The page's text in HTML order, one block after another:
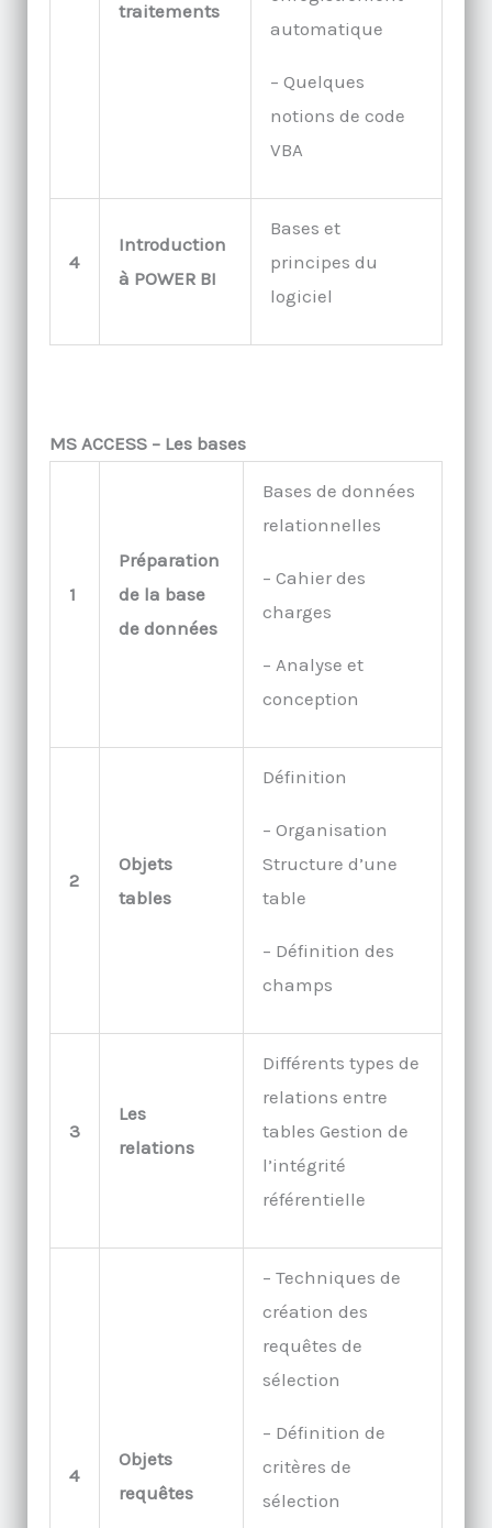
traitements
automatique
– Quelques
notions de code
VBA
4
Introduction
à POWER BI
Bases et
principes du
logiciel
MS ACCESS – Les bases
1
Préparation
de la base
de données
Bases de données
relationnelles
– Cahier des
charges
– Analyse et
conception
2
Objets
tables
Définition
– Organisation
Structure d’une
table
– Définition des
champs
3
Les
relations
Différents types de
relations entre
tables Gestion de
l’intégrité
référentielle
4
Objets
requêtes
– Techniques de
création des
requêtes de
sélection
– Définition de
critères de
sélection